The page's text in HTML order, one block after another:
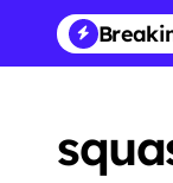
content